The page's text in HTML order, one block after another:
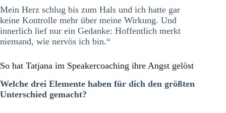
Mein Herz schlug bis zum Hals und ich hatte gar
keine Kontrolle mehr über meine Wirkung. Und
innerlich lief nur ein Gedanke: Hoffentlich merkt
niemand, wie nervös ich bin.“
So hat Tatjana im Speakercoaching ihre Angst gelöst
Welche drei Elemente haben für dich den größten
Unterschied gemacht?